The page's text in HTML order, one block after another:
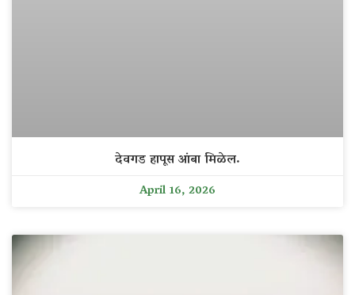
देवगड हापूस आंबा मिळेल.
April 16, 2026